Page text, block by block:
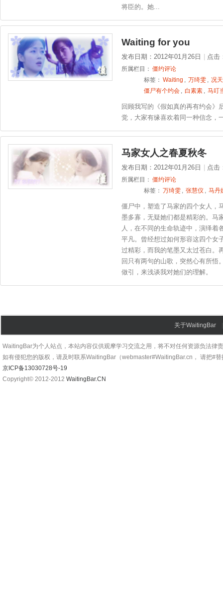
将臣的。她...
Waiting for you
发布日期：2012年01月26日 点击
所属栏目： 僵约评论
标签： Waiting , 万绮雯 , 况
僵尸有个约会 , 白素素 , 马叮
回顾我写的《假如真的再有约会》
觉，大家有缘喜欢着同一种信念，
马家女人之春夏秋冬
发布日期：2012年01月26日 点击
所属栏目： 僵约评论
标签： 万绮雯 , 张慧仪 , 马丹
僵尸中，塑造了马家的四个女人，
墨多寡，无疑她们都是精彩的。马
人，在不同的生命轨迹中，演绎着
平凡。曾经想过如何形容这四个女
过精彩，而我的笔墨又太过苍白。
回只有两句的山歌，突然心有所悟
做引，来浅谈我对她们的理解。
关于WaitingBar
WaitingBar为个人站点，本站内容仅供观摩学习交流之用，将不对任何资源负法律
如有侵犯您的版权，请及时联系WaitingBar（webmaster#WaitingBar.cn， 请把#
京ICP备13030728号-19
Copyright© 2012-2012 WaitingBar.CN